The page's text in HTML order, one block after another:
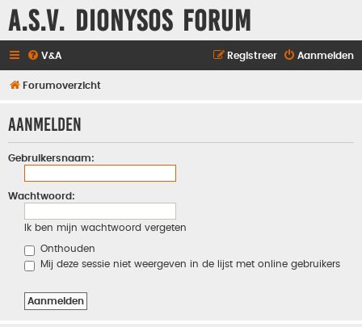
A.S.V. Dionysos Forum
V&A Aanmelden
Registreer
Forumoverzicht
Aanmelden
Gebruikersnaam:
Wachtwoord:
Ik ben mijn wachtwoord vergeten
Onthouden
Mij deze sessie niet weergeven in de lijst met online gebruikers